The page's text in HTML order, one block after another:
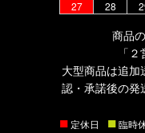
27
28
商品
「
大型商品は追
認・承諾後の発
■ 定休日 ■臨時